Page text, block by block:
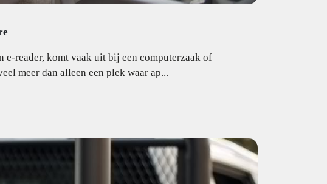
e-reader, komt vaak uit bij een computerzaak of
meer dan alleen een plek waar ap...